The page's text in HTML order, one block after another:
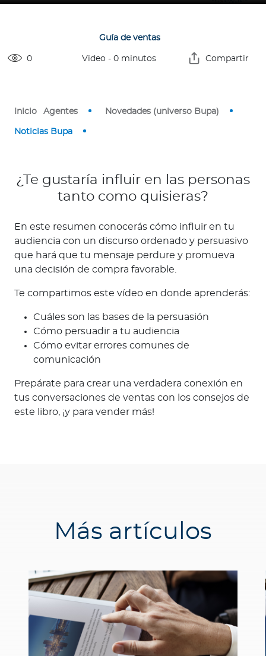
Para Agentes
Red de Salud
Contáctanos
Guía de ventas
0 Video - 0minutos Compartir
Inicio Agentes Novedades (universo Bupa)
Noticias Bupa
¿Te gustaría influir en las personas
tanto como quisieras?
En este resumen conocerás cómo influir en tu
audiencia con un discurso ordenado y persuasivo
que hará que tu mensaje perdure y promueva
una decisión de compra favorable.
Te compartimos este vídeo en donde aprenderás:
Cuáles son las bases de la persuasión
Cómo persuadir a tu audiencia
Cómo evitar errores comunes de
comunicación
Prepárate para crear una verdadera conexión en
tus conversaciones de ventas con los consejos de
este libro, ¡y para vender más!
Más artículos